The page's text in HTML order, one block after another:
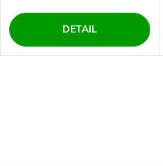
DETAIL